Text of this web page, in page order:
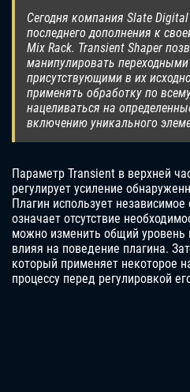
Сегодня компания Slate
последнего дополнения к
Mix Rack. Transient Shaper
манипулировать
присутствующими в их
применять обработку по
нацеливаться на
включению уникального
Параметр Transient в верхней
регулирует усиление
Плагин использует
означает отсутствие
можно изменить общий уровень
влияя на поведение плагина.
который применяет некоторое
процессу перед регулировкой